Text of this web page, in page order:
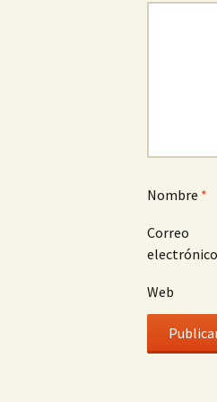
Nombre *
Correo
Web